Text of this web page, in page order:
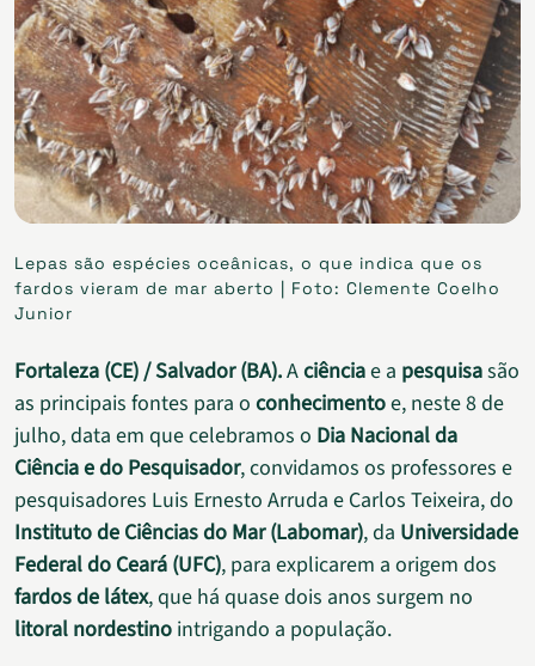
Lepas são espécies oceânicas, o que indica que os
fardos vieram de mar aberto | Foto: Clemente Coelho
Junior
Fortaleza (CE) / Salvador (BA).Aciênciae a pesquisasão
as principais fontes para o conhecimentoe, neste 8 de
julho, data em que celebramos o Dia Nacional da
Ciência e do Pesquisador, convidamos os professores e
pesquisadores Luis Ernesto Arruda e Carlos Teixeira, do
Instituto de Ciências do Mar (Labomar), da Universidade
Federal do Ceará (UFC), para explicarem a origem dos
fardos de látex, que há quase dois anos surgem no
litoral nordestino intrigando a população.